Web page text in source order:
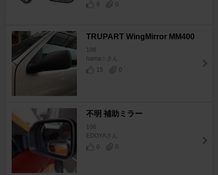
9
0
TRUPART WingMirror MM400
106
hama☆さん
15
0
不明 補助ミラー
106
EDOYAさん
0
0